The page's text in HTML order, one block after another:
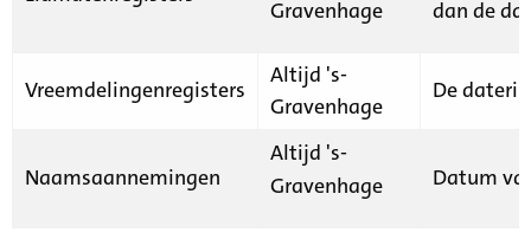
Gravenhage
dan de
Vreemdelingenregisters
Altijd 's-
Gravenhage
De
Naamsaannemingen
Altijd 's-
Gravenhage
Datum